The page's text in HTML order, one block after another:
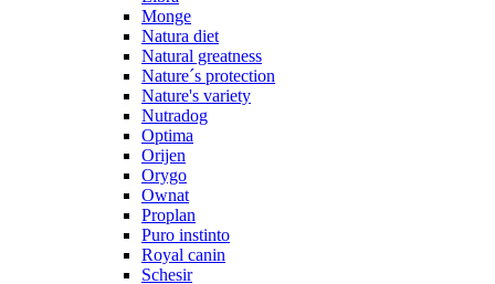
Monge
Natura diet
Natural greatness
Nature´s protection
Nature's variety
Nutradog
Optima
Orijen
Orygo
Ownat
Proplan
Puro instinto
Royal canin
Schesir